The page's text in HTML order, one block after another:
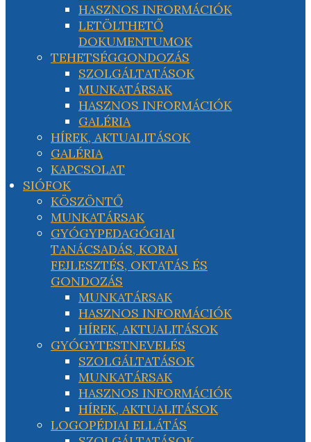
HASZNOS INFORMÁCIÓK
LETÖLTHETŐ
DOKUMENTUMOK
TEHETSÉGGONDOZÁS
SZOLGÁLTATÁSOK
MUNKATÁRSAK
HASZNOS INFORMÁCIÓK
GALÉRIA
HÍREK, AKTUALITÁSOK
GALÉRIA
KAPCSOLAT
SIÓFOK
KÖSZÖNTŐ
MUNKATÁRSAK
GYÓGYPEDAGÓGIAI
TANÁCSADÁS, KORAI
FEJLESZTÉS, OKTATÁS ÉS
GONDOZÁS
MUNKATÁRSAK
HASZNOS INFORMÁCIÓK
HÍREK, AKTUALITÁSOK
GYÓGYTESTNEVELÉS
SZOLGÁLTATÁSOK
MUNKATÁRSAK
HASZNOS INFORMÁCIÓK
HÍREK, AKTUALITÁSOK
LOGOPÉDIAI ELLÁTÁS